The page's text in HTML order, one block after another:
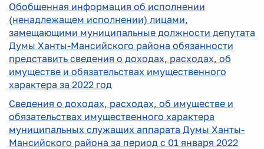
Обобщенная информация об исполнении
(ненадлежащем исполнении) лицами,
замещающими муниципальные должности депутата
Думы Ханты-Мансийского района обязанности
представить сведения о доходах, расходах, об
имуществе и обязательствах имущественного
характера за 2022 год
Сведения о доходах, расходах, об имуществе и
обязательствах имущественного характера
муниципальных служащих аппарата Думы Ханты-
Мансийского района за период с 01 января 2022